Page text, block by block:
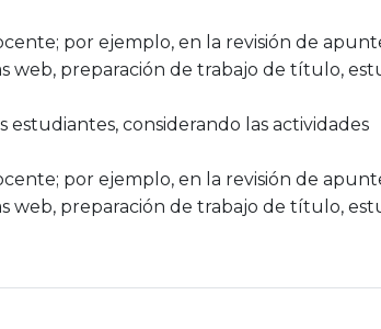
por ejemplo, en la revisión de
web, preparación de trabajo de título,
considerando las actividades
por ejemplo, en la revisión de
web, preparación de trabajo de título,